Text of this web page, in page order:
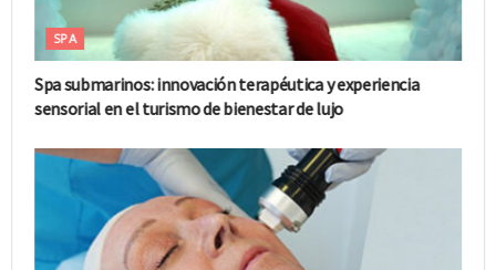
SPA
Spa submarinos: innovación terapéutica y experiencia
sensorial en el turismo de bienestar de lujo